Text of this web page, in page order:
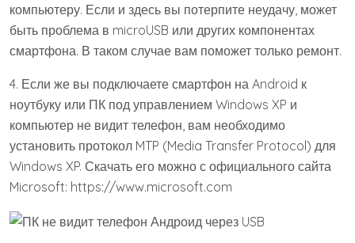
компьютеру. Если и здесь вы потерпите неудачу, может
быть проблема в microUSB или других компонентах
смартфона. В таком случае вам поможет только ремонт.
4. Если же вы подключаете смартфон на Android к
ноутбуку или ПК под управлением Windows XP и
компьютер не видит телефон, вам необходимо
установить протокол MTP (Media Transfer Protocol) для
Windows XP. Скачать его можно с официального сайта
Microsoft: https://www.microsoft.com